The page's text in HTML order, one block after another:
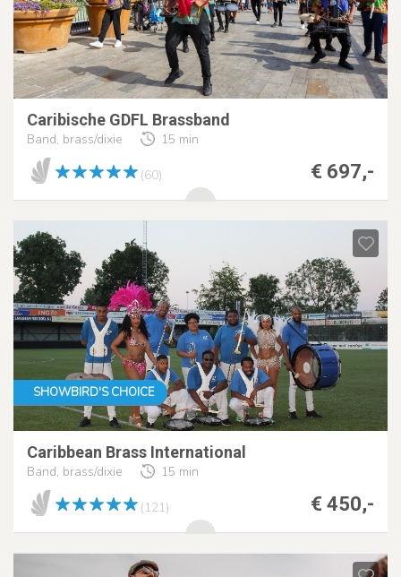
Caribische GDFL Brassband
Band, brass/dixie 15 min
€ 697,-
(60)
SHOWBIRD'S CHOICE
Caribbean Brass International
Band, brass/dixie 15 min
€ 450,-
(121)